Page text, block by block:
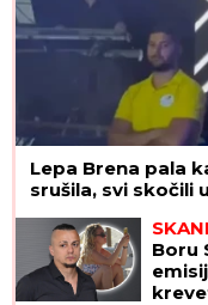
Lepa Brena pala
srušila, svi skočili
Boru